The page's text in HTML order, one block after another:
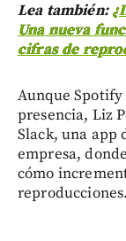
Lea también:
Una nueva
cifras de
Aunque
presencia, Liz
Slack, una app
empresa,
cómo
reproducciones.